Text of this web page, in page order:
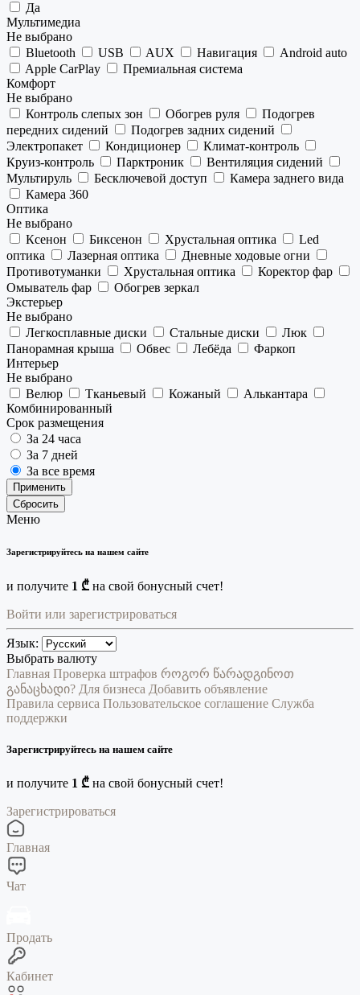
Да
Мультимедиа
Не выбрано
Bluetooth
USB AUX Навигация
Android auto
Apple CarPlay
Премиальная система
Комфорт
Не выбрано
Контроль слепых зон
Обогрев руля
Подогрев
передних сидений
Подогрев задних сидений
Электропакет
Кондиционер
Климат-контроль
Круиз-контроль
Парктроник
Вентиляция сидений
Мультируль
Бесключевой доступ
Камера заднего вида
Камера 360
Оптика
Не выбрано
Ксенон
Биксенон Хрустальная оптика
Led
оптика
Лазерная оптика
Дневные ходовые огни
Противотуманки
Хрустальная оптика
Коректор фар
Омыватель фар
Обогрев зеркал
Экстерьер
Не выбрано
Легкосплавные диски
Стальные диски
Люк
Панорамная крыша
Обвес Лебёда
Фаркоп
Интерьер
Не выбрано
Велюр
Тканьевый Кожаный
Алькантара
Комбинированный
Срок размещения
За 24 часа
За 7 дней
За все время
Применить
Сбросить
Меню
Зарегистрируйтесь на нашем сайте
и получите 1 ₾ на свой бонусный счет!
Войти или зарегистрироваться
Язык:
Выбрать валюту
Главная Проверка штрафов როგორ წარადგინოთ
განაცხადი? Для бизнеса Добавить объявление
Правила сервиса Пользовательское соглашение Служба
поддержки
Зарегистрируйтесь на нашем сайте
и получите 1 ₾ на свой бонусный счет!
Зарегистрироваться
Главная
Чат
Продать
Кабинет